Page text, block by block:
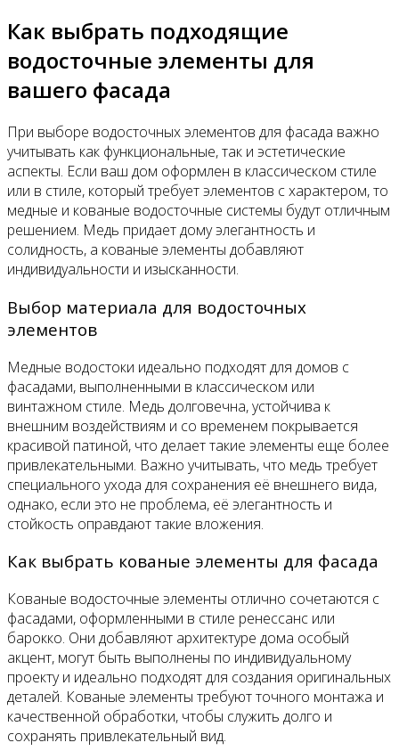
Как выбрать подходящие
водосточные элементы для
вашего фасада
При выборе водосточных элементов для фасада важно
учитывать как функциональные, так и эстетические
аспекты. Если ваш дом оформлен в классическом стиле
или в стиле, который требует элементов с характером, то
медные и кованые водосточные системы будут отличным
решением. Медь придает дому элегантность и
солидность, а кованые элементы добавляют
индивидуальности и изысканности.
Выбор материала для водосточных
элементов
Медные водостоки идеально подходят для домов с
фасадами, выполненными в классическом или
винтажном стиле. Медь долговечна, устойчива к
внешним воздействиям и со временем покрывается
красивой патиной, что делает такие элементы еще более
привлекательными. Важно учитывать, что медь требует
специального ухода для сохранения её внешнего вида,
однако, если это не проблема, её элегантность и
стойкость оправдают такие вложения.
Как выбрать кованые элементы для фасада
Кованые водосточные элементы отлично сочетаются с
фасадами, оформленными в стиле ренессанс или
барокко. Они добавляют архитектуре дома особый
акцент, могут быть выполнены по индивидуальному
проекту и идеально подходят для создания оригинальных
деталей. Кованые элементы требуют точного монтажа и
качественной обработки, чтобы служить долго и
сохранять привлекательный вид.